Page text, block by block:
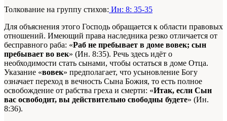
Толкование на группу стихов: Ин: 8: 35-35
Для объяснения этого Господь обращается к области правовых
отношений. Имеющий права наследника резко отличается от
бесправного раба: «Раб не пребывает в доме вовек; сын
пребывает во век» (Ин. 8:35). Речь здесь идёт о
необходимости стать сынами, чтобы остаться в доме Отца.
Указание «вовек» предполагает, что усыновление Богу
означает переход в вечность Сына Божия, то есть полное
освобождение от рабства греха и смерти: «Итак, если Сын
вас освободит, вы действительно свободны будете» (Ин.
8:36).